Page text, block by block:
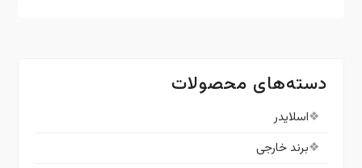
دسته‌های محصولات
اسلایدر
برند خارجی